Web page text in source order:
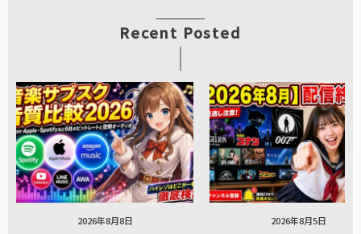
Recent Posted
2026年8月8日 2026年8月5日